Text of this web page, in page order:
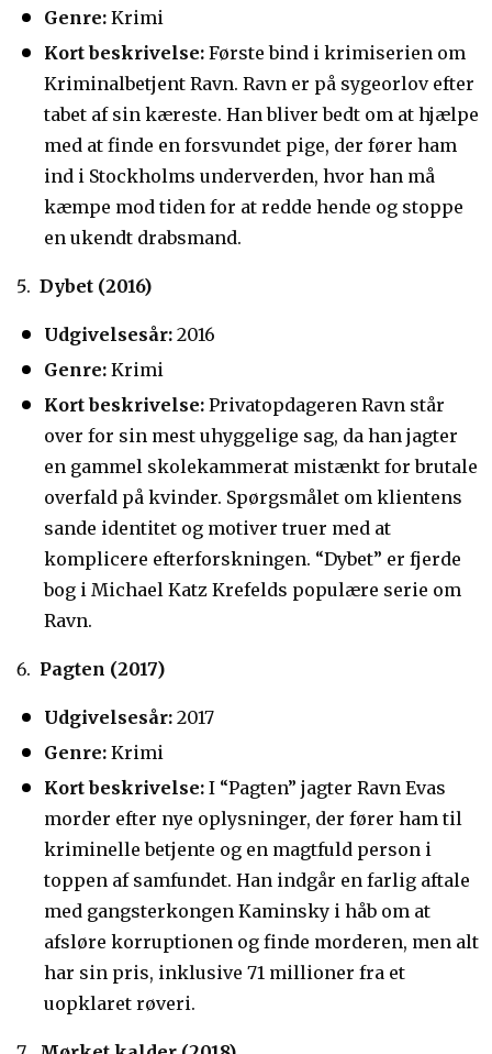
Genre: Krimi
Kort beskrivelse: Første bind i krimiserien om
Kriminalbetjent Ravn. Ravn er på sygeorlov efter
tabet af sin kæreste. Han bliver bedt om at hjælpe
med at finde en forsvundet pige, der fører ham
ind i Stockholms underverden, hvor han må
kæmpe mod tiden for at redde hende og stoppe
en ukendt drabsmand.
Dybet (2016)
Udgivelsesår: 2016
Genre: Krimi
Kort beskrivelse: Privatopdageren Ravn står
over for sin mest uhyggelige sag, da han jagter
en gammel skolekammerat mistænkt for brutale
overfald på kvinder. Spørgsmålet om klientens
sande identitet og motiver truer med at
komplicere efterforskningen. “Dybet” er fjerde
bog i Michael Katz Krefelds populære serie om
Ravn.
Pagten (2017)
Udgivelsesår: 2017
Genre: Krimi
Kort beskrivelse: I “Pagten” jagter Ravn Evas
morder efter nye oplysninger, der fører ham til
kriminelle betjente og en magtfuld person i
toppen af samfundet. Han indgår en farlig aftale
med gangsterkongen Kaminsky i håb om at
afsløre korruptionen og finde morderen, men alt
har sin pris, inklusive 71 millioner fra et
uopklaret røveri.